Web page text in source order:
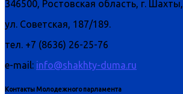
346500, Ростовская область, г. Шахты,
ул. Советская, 187/189.
тел. +7 (8636) 26-25-76
e-mail: info@shakhty-duma.ru
Контакты Молодежного парламента